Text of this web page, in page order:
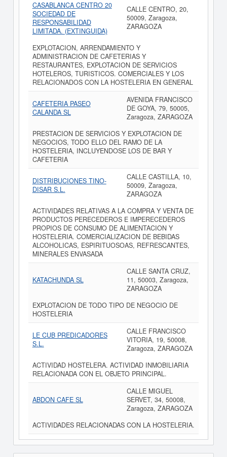
CASABLANCA CENTRO 20
SOCIEDAD DE
RESPONSABILIDAD
LIMITADA. (EXTINGUIDA)
CALLE CENTRO, 20,
50009, Zaragoza,
ZARAGOZA
EXPLOTACION, ARRENDAMIENTO Y
ADMINISTRACION DE CAFETERIAS Y
RESTAURANTES, EXPLOTACION DE SERVICIOS
HOTELEROS, TURISTICOS. COMERCIALES Y LOS
RELACIONADOS CON LA HOSTELERIA EN GENERAL
CAFETERIA PASEO
CALANDA SL
AVENIDA FRANCISCO
DE GOYA, 79, 50005,
Zaragoza, ZARAGOZA
PRESTACION DE SERVICIOS Y EXPLOTACION DE
NEGOCIOS, TODO ELLO DEL RAMO DE LA
HOSTELERIA, INCLUYENDOSE LOS DE BAR Y
CAFETERIA
DISTRIBUCIONES TINO-
DISAR S.L.
CALLE CASTILLA, 10,
50009, Zaragoza,
ZARAGOZA
ACTIVIDADES RELATIVAS A LA COMPRA Y VENTA DE
PRODUCTOS PERECEDEROS E IMPERECEDEROS
PROPIOS DE CONSUMO DE ALIMENTACION Y
HOSTELERIA. COMERCIALIZACION DE BEBIDAS
ALCOHOLICAS, ESPIRITUOSOAS, REFRESCANTES,
MINERALES ENVASADA
KATACHUNDA SL
CALLE SANTA CRUZ,
11, 50003, Zaragoza,
ZARAGOZA
EXPLOTACION DE TODO TIPO DE NEGOCIO DE
HOSTELERIA
LE CUB PREDICADORES
S.L.
CALLE FRANCISCO
VITORIA, 19, 50008,
Zaragoza, ZARAGOZA
ACTIVIDAD HOSTELERA. ACTIVIDAD INMOBILIARIA
RELACIONADA CON EL OBJETO PRINCIPAL.
ABDON CAFE SL
CALLE MIGUEL
SERVET, 34, 50008,
Zaragoza, ZARAGOZA
ACTIVIDADES RELACIONADAS CON LA HOSTELERIA.